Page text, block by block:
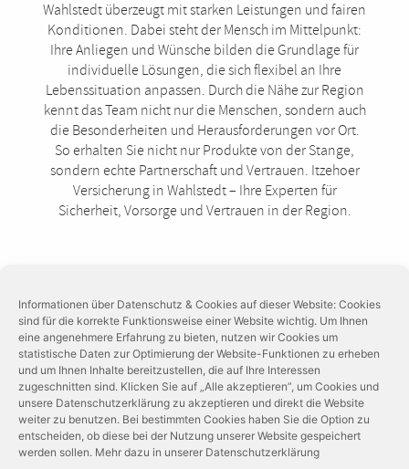
Informationen über Datenschutz & Cookies auf dieser Website: Cookies
sind für die korrekte Funktionsweise einer Website wichtig. Um Ihnen
eine angenehmere Erfahrung zu bieten, nutzen wir Cookies um
statistische Daten zur Optimierung der Website-Funktionen zu erheben
und um Ihnen Inhalte bereitzustellen, die auf Ihre Interessen
zugeschnitten sind. Klicken Sie auf „Alle akzeptieren”, um Cookies und
unsere Datenschutzerklärung zu akzeptieren und direkt die Website
weiter zu benutzen. Bei bestimmten Cookies haben Sie die Option zu
entscheiden, ob diese bei der Nutzung unserer Website gespeichert
werden sollen. Mehr dazu in unserer Datenschutzerklärung
Wahlstedt überzeugt mit starken Leistungen und fairen
Konditionen. Dabei steht der Mensch im Mittelpunkt:
Ihre Anliegen und Wünsche bilden die Grundlage für
individuelle Lösungen, die sich flexibel an Ihre
Lebenssituation anpassen. Durch die Nähe zur Region
kennt das Team nicht nur die Menschen, sondern auch
die Besonderheiten und Herausforderungen vor Ort.
So erhalten Sie nicht nur Produkte von der Stange,
sondern echte Partnerschaft und Vertrauen. Itzehoer
Versicherung in Wahlstedt – Ihre Experten für
Sicherheit, Vorsorge und Vertrauen in der Region.